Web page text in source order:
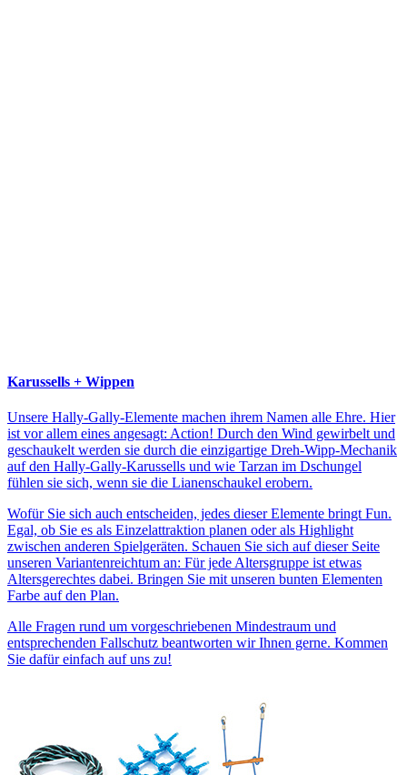
Karussells + Wippen
Unsere Hally-Gally-Elemente machen ihrem Namen alle Ehre. Hier
ist vor allem eines angesagt: Action! Durch den Wind gewirbelt und
geschaukelt werden sie durch die einzigartige Dreh-Wipp-Mechanik
auf den Hally-Gally-Karussells und wie Tarzan im Dschungel
fühlen sie sich, wenn sie die Lianenschaukel erobern.
Wofür Sie sich auch entscheiden, jedes dieser Elemente bringt Fun.
Egal, ob Sie es als Einzelattraktion planen oder als Highlight
zwischen anderen Spielgeräten. Schauen Sie sich auf dieser Seite
unseren Variantenreichtum an: Für jede Altersgruppe ist etwas
Altersgerechtes dabei. Bringen Sie mit unseren bunten Elementen
Farbe auf den Plan.
Alle Fragen rund um vorgeschriebenen Mindestraum und
entsprechenden Fallschutz beantworten wir Ihnen gerne. Kommen
Sie dafür einfach auf uns zu!